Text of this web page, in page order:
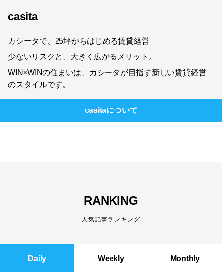
casita
カシータで、25坪からはじめる賃貸経営
少ないリスクと、大きく広がるメリット。
WIN×WINの住まいは、カシータが目指す新しい賃貸経営
のスタイルです。
casitaについて
RANKING
人気記事ランキング
Daily Weekly Monthly